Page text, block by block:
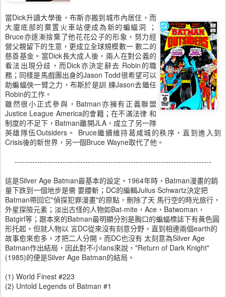
當Dick升讀大學後，布斯亦搬到城市內居住，而
大廈底部的棄置火車站便成為新的蝙蝠洞 ；
Bruce亦逐漸捨棄了他花花公子的形象，努力經
營父親留下的生意，更成立全球規模數一 數二的
慈善基金。當Dick長大成人後，兩人在對公義的
看法出現分歧，而Dick亦決定辭去 Robin的職
務；同樣是馬戲團出身的Jason Todd很希望可以
助蝙蝠俠一臂之力，布斯於是訓 練Jason去繼任
Robin的工作。
雖然很小正式參與，Batman亦擁有正義聯盟
Justice League America的會籍；在不滿法律 和
制度的不足下，Batman離開JLA，成立了另一隊
英雄隊伍Outsiders。 Bruce繼續維持葛咸城的秩序，直到進入到
Crisis後的新世界，另一個Bruce Wayne取代了他。
------------------------------------------------------------------------------
這是Silver Age Batman最基本的設定。1964年時，Batman漫畫的銷
量下跌到一個地步是需 要腰斬；DC的編輯Julius Schwartz決定把
Batman帶回它"偵探犯罪漫畫"的原點，刪除了天 馬行空的時光旅行，
外星探險元素；淡出古怪的人物如Bat-mite，Ace，Batwoman，
Batgirl等；跟本來的Batman最明顯分別是胸口的蝙蝠標誌下有黃色圓
形托起。但就人物以 言DC從來沒有刻意分野，直到相連兩個earth的
故事愈來愈多，才把二人分開。而DC也沒有 太刻意為Silver Age
Batman作出結局，因此對不小fans來說，"Return of Dark Knight"
(1985)的便是Silver Age Batman的結局。
(1) World Finest #223
(2) Untold Legends of Batman #1